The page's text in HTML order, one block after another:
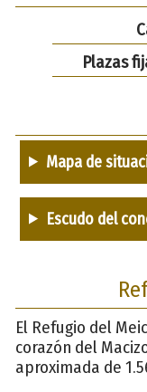
Plazas
Mapa de
Escudo del
El Refugio del
corazón del
aproximada de